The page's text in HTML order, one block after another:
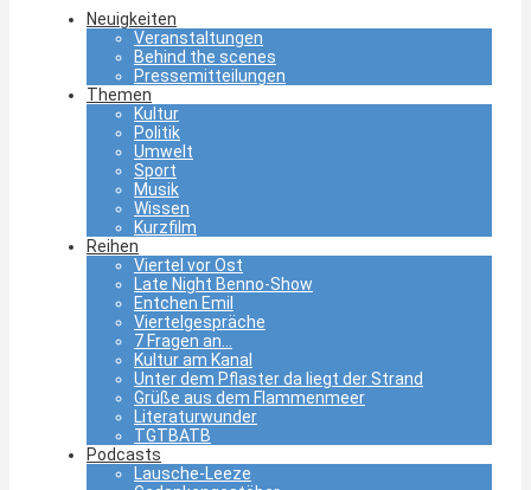
Neuigkeiten
Veranstaltungen
Behind the scenes
Pressemitteilungen
Themen
Kultur
Politik
Umwelt
Sport
Musik
Wissen
Kurzfilm
Reihen
Viertel vor Ost
Late Night Benno-Show
Entchen Emil
Viertelgespräche
7 Fragen an…
Kultur am Kanal
Unter dem Pflaster da liegt der Strand
Grüße aus dem Flammenmeer
Literaturwunder
TGTBATB
Podcasts
Lausche-Leeze